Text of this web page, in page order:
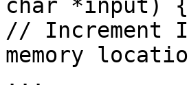
char *input) {
// Increment
memory
...